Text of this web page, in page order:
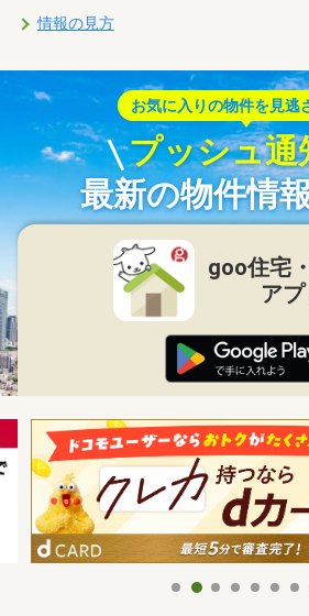
情報の見方
お気に入りの物件を見逃
プッシュ通
最新の物件情
goo住宅
アプ